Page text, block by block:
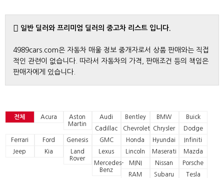
일반 딜러와 프리미엄 딜러의 중고차 리스트 입니다.
4989cars.com은 자동차 매울 정보 중개자로서 상품 판매와는 직접
적인 관련이 없습니다. 따라서 자동차의 가격, 판매조건 등의 책임은
판매자에게 있습니다.
전체 Acura
Aston
Martin
Audi Bentley BMW
Buick
Cadillac
Chevrolet Chrysler
Dodge
Ferrari
Ford Genesis GMC Honda Hyundai
Infiniti
Jeep
Kia
Land
Rover
Lexus Lincoln Maserati
Mazda
Mercedes-
Benz
MINI Nissan
Porsche
RAM
Subaru
Tesla